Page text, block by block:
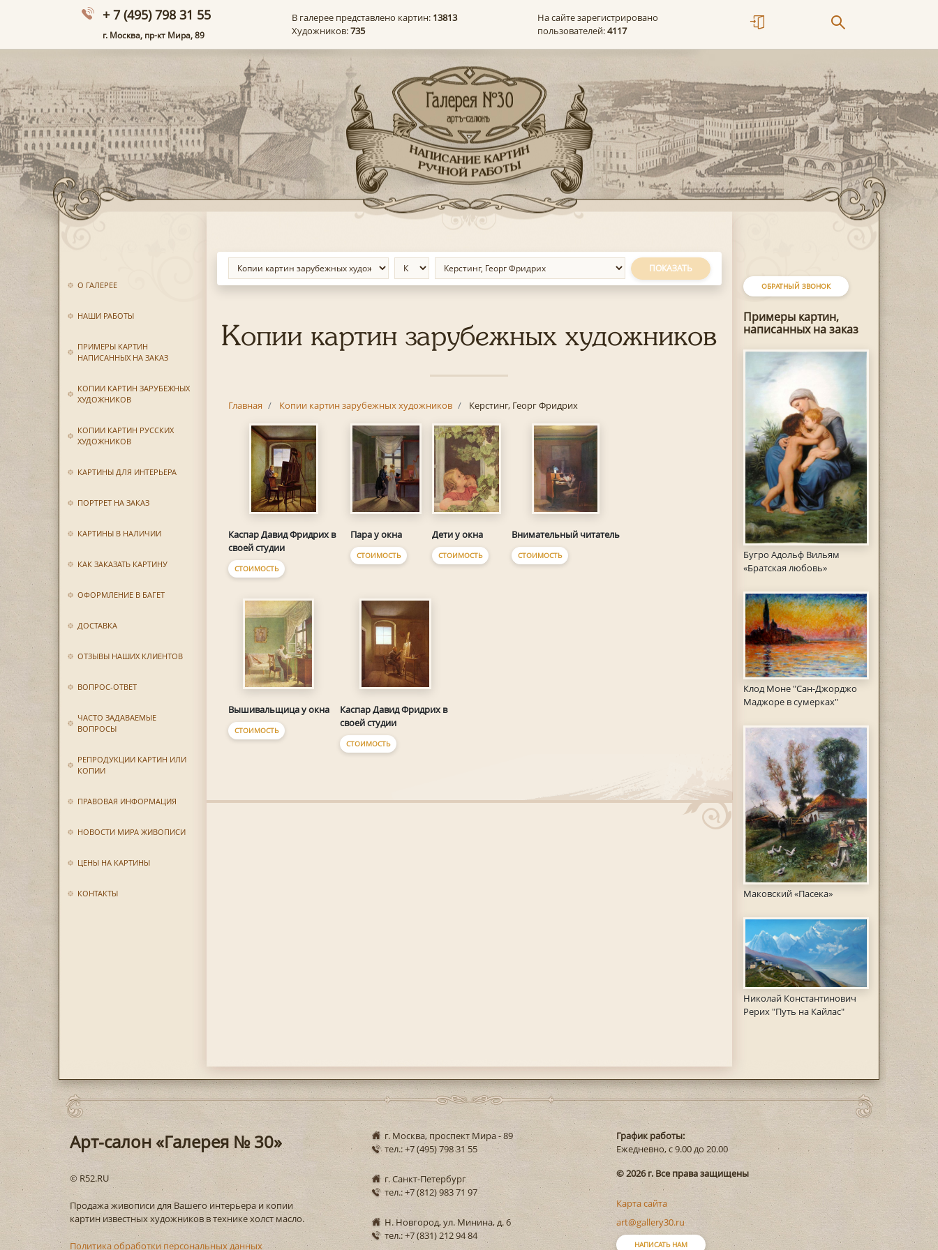
+ 7 (495) 798 31 55
г. Москва, пр-кт Мира, 89
В галерее представлено картин: 13813
Художников:735
На сайте зарегистрировано
пользователей:4117
О ГАЛЕРЕЕ
НАШИ РАБОТЫ
ПРИМЕРЫ КАРТИН
НАПИСАННЫХ НА ЗАКАЗ
КОПИИ КАРТИН ЗАРУБЕЖНЫХ
ХУДОЖНИКОВ
КОПИИ КАРТИН РУССКИХ
ХУДОЖНИКОВ
КАРТИНЫ ДЛЯ ИНТЕРЬЕРА
ПОРТРЕТ НА ЗАКАЗ
КАРТИНЫ В НАЛИЧИИ
КАК ЗАКАЗАТЬ КАРТИНУ
ОФОРМЛЕНИЕ В БАГЕТ
ДОСТАВКА
ОТЗЫВЫ НАШИХ КЛИЕНТОВ
ВОПРОС-ОТВЕТ
ЧАСТО ЗАДАВАЕМЫЕ
ВОПРОСЫ
РЕПРОДУКЦИИ КАРТИН ИЛИ
КОПИИ
ПРАВОВАЯ ИНФОРМАЦИЯ
НОВОСТИ МИРА ЖИВОПИСИ
ЦЕНЫ НА КАРТИНЫ
КОНТАКТЫ
ОБРАТНЫЙ ЗВОНОК
Примеры картин,
написанных на заказ
Бугро Адольф Вильям
«Братская любовь»
Клод Моне "Сан-Джорджо
Маджоре в сумерках"
Маковский «Пасека»
Николай Константинович
Рерих "Путь на Кайлас"
ПОКАЗАТЬ
Копии картин зарубежных художников
Главная Копии картин зарубежных художников Керстинг, Георг Фридрих
Каспар Давид Фридрих в
своей студии
СТОИМОСТЬ
Пара у окна
СТОИМОСТЬ
Дети у окна
СТОИМОСТЬ
Внимательный читатель
СТОИМОСТЬ
Вышивальщица у окна
СТОИМОСТЬ
Каспар Давид Фридрих в
своей студии
СТОИМОСТЬ
Арт-салон «Галерея № 30»
© R52.RU
Продажа живописи для Вашего интерьера и копии
картин известных художников в технике холст масло.
Политика обработки персональных данных
г. Москва, проспект Мира - 89
тел.: +7 (495) 798 31 55
г. Санкт-Петербург
тел.: +7 (812) 983 71 97
Н. Новгород, ул. Минина, д. 6
тел.: +7 (831) 212 94 84
График работы:
Ежедневно, с 9.00 до 20.00
© 2026 г. Все права защищены
Карта сайта
art@gallery30.ru
НАПИСАТЬ НАМ